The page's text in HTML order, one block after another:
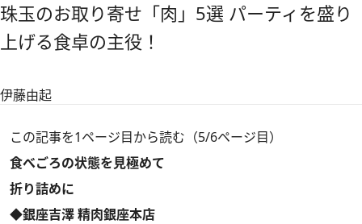
珠玉のお取り寄せ「肉」5選 パーティを盛り
上げる食卓の主役！
伊藤由起
この記事を1ページ目から読む（5/6ページ目）
食べごろの状態を見極めて
折り詰めに
◆銀座吉澤 精肉銀座本店